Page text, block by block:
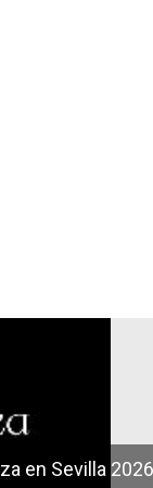
en Sevilla 2026